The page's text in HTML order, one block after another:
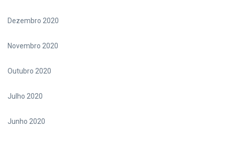
Dezembro 2020
Novembro 2020
Outubro 2020
Julho 2020
Junho 2020